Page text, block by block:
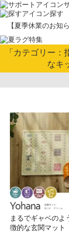
探す
【夏季休業のお知ら
「カテゴリー
なキ
まるでギャベのよ
徴的な玄関マッ